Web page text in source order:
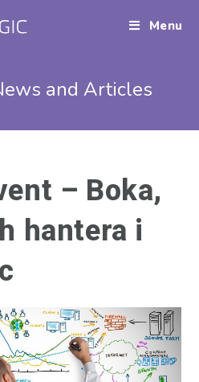
Menu
and Articles
– Boka,
hantera i